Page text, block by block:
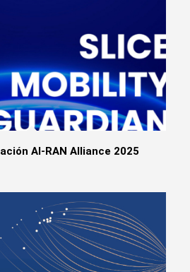
AI-RAN Alliance 2025